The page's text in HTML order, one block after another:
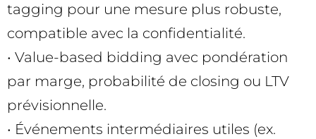
tagging pour une mesure plus robuste,
compatible avec la confidentialité.
• Value-based bidding avec pondération
par marge, probabilité de closing ou LTV
prévisionnelle.
• Événements intermédiaires utiles (ex.